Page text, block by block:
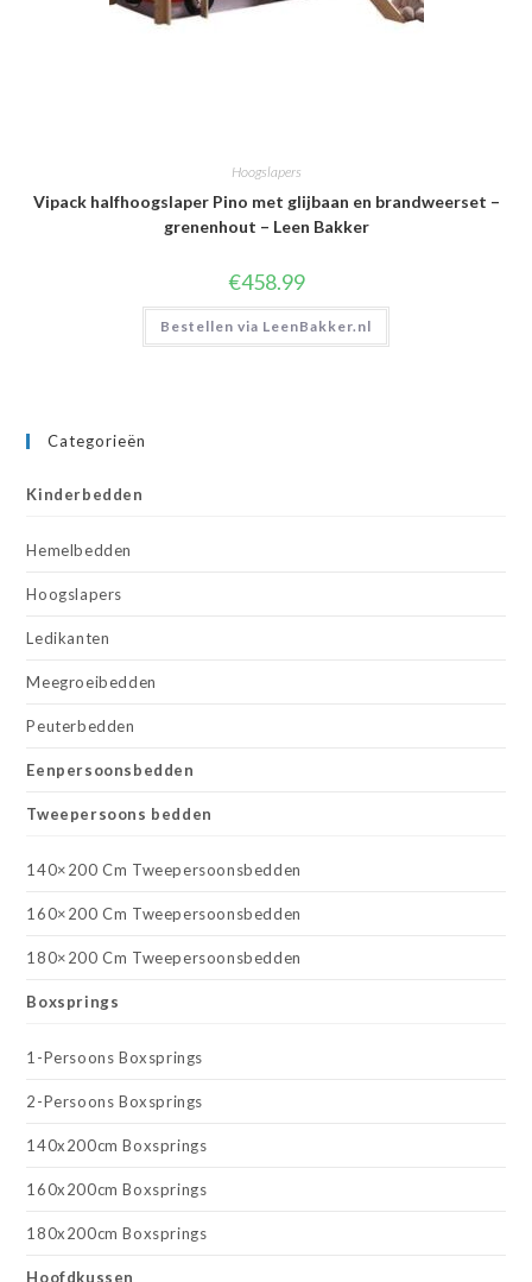
Hoogslapers
Vipack halfhoogslaper Pino met glijbaan en brandweerset –
grenenhout – Leen Bakker
€458.99
Bestellen via LeenBakker.nl
Categorieën
Kinderbedden
Hemelbedden
Hoogslapers
Ledikanten
Meegroeibedden
Peuterbedden
Eenpersoonsbedden
Tweepersoons bedden
140×200 Cm Tweepersoonsbedden
160×200 Cm Tweepersoonsbedden
180×200 Cm Tweepersoonsbedden
Boxsprings
1-Persoons Boxsprings
2-Persoons Boxsprings
140x200cm Boxsprings
160x200cm Boxsprings
180x200cm Boxsprings
Hoofdkussen